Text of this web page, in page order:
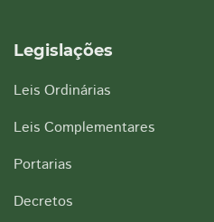
Legislações
Leis Ordinárias
Leis Complementares
Portarias
Decretos